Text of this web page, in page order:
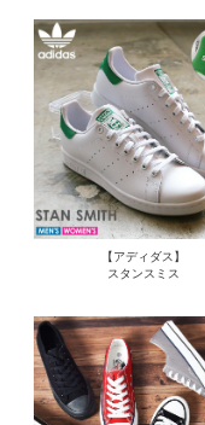
【アディダス】
スタンスミス